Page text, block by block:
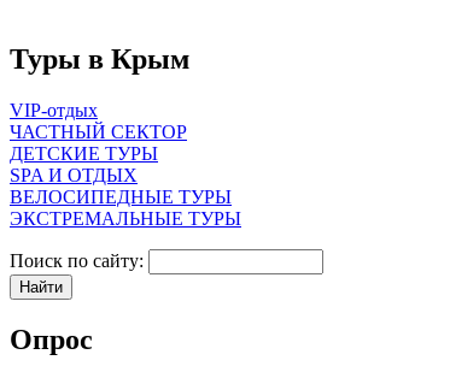
Туры в Крым
VIP-отдых
ЧАСТНЫЙ СЕКТОР
ДЕТСКИЕ ТУРЫ
SPA И ОТДЫХ
ВЕЛОСИПЕДНЫЕ ТУРЫ
ЭКСТРЕМАЛЬНЫЕ ТУРЫ
Поиск по сайту:
Опрос